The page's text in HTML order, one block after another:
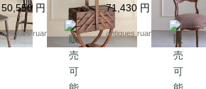
50,550 円
antiques ruan
71,430 円
antiques ruan